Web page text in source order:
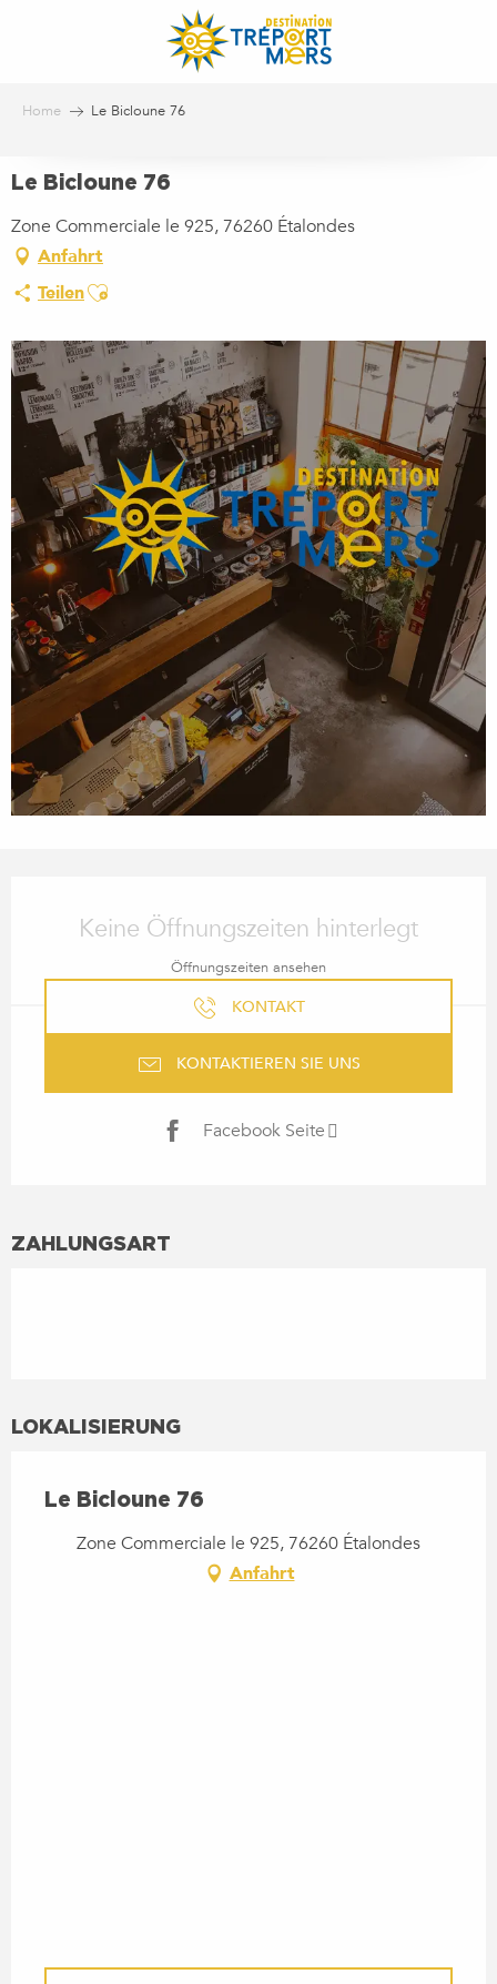
Home Le Bicloune 76
Le Bicloune 76
Zone Commerciale le 925, 76260 Étalondes
Anfahrt
TeilenAjouter aux favoris
Keine Öffnungszeiten hinterlegt
Öffnungszeiten ansehen
KONTAKT
KONTAKTIEREN SIE UNS
Facebook Seite
ZAHLUNGSART
LOKALISIERUNG
Le Bicloune 76
Zone Commerciale le 925, 76260 Étalondes
Anfahrt